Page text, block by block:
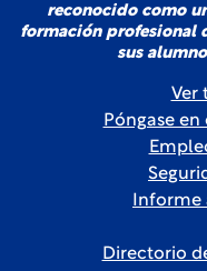
reconocido como
formación profesional
sus
Ver
Póngase
Informe
Directorio